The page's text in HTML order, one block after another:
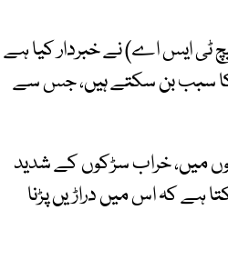
ٹی ایس اے) نے خبردار کیا ہے
کا سبب بن سکتے ہیں، جس سے
میں، خراب سڑکوں کے شدید
ہے کہ اس میں دراڑیں پڑنا